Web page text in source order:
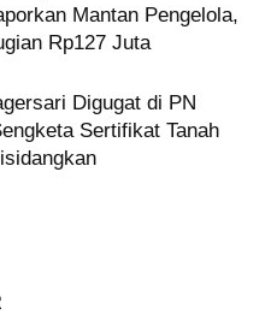
Mantan Pengelola,
Rp127 Juta
Digugat di PN
Sertifikat Tanah